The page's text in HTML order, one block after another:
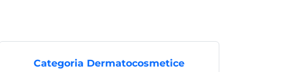
Categoria Dermatocosmetice